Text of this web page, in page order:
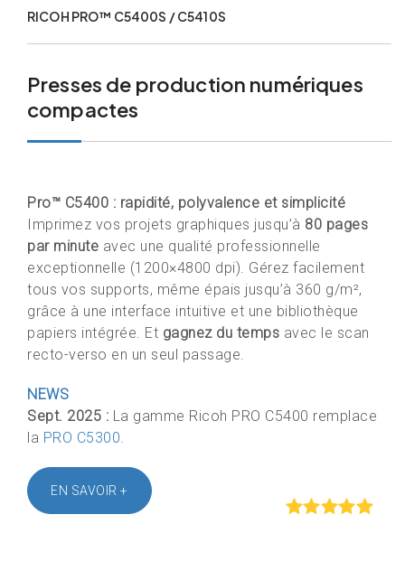
RICOH PRO™ C5400S / C5410S
Presses de production numériques
compactes
Pro™ C5400 : rapidité, polyvalence et simplicité
Imprimez vos projets graphiques jusqu’à 80 pages
par minute avec une qualité professionnelle
exceptionnelle (1200×4800 dpi). Gérez facilement
tous vos supports, même épais jusqu’à 360 g/m²,
grâce à une interface intuitive et une bibliothèque
papiers intégrée. Et gagnez du temps avec le scan
recto-verso en un seul passage.
NEWS
Sept. 2025 : La gamme Ricoh PRO C5400 remplace
la PRO C5300.
EN SAVOIR +